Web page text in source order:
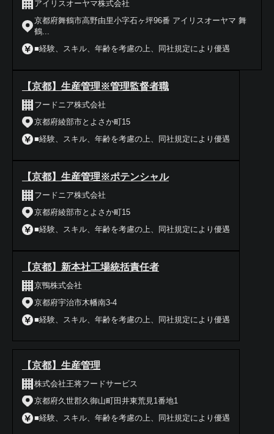
アイリスオーヤマ株式会社
京都府舞鶴市高野由里小字石ヶ坪96番 アイリスオーヤマ 舞
鶴...
■経験、スキル、年齢を考慮の上、同社規定により優遇
【京都】生産管理※管理監督者職
フードニア株式会社
京都府綾部市とよさか町15
■経験、スキル、年齢を考慮の上、同社規定により優遇
【京都】生産管理※ポテンシャル
フードニア株式会社
京都府綾部市とよさか町15
■経験、スキル、年齢を考慮の上、同社規定により優遇
【京都】新本社工場統括責任者
京鴨株式会社
京都府宇治市木幡南3-4
■経験、スキル、年齢を考慮の上、同社規定により優遇
【京都】生産管理
株式会社王将フードサービス
京都府久世郡久御山町田井東荒見1番地1
■経験、スキル、年齢を考慮の上、同社規定により優遇